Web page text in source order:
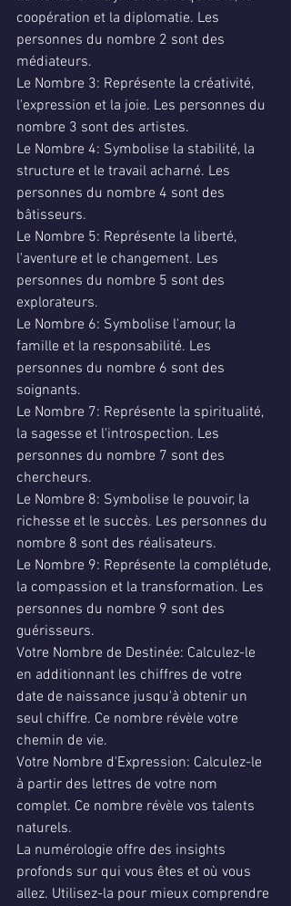
coopération et la diplomatie. Les
personnes du nombre 2 sont des
médiateurs.
Le Nombre 3: Représente la créativité,
l'expression et la joie. Les personnes du
nombre 3 sont des artistes.
Le Nombre 4: Symbolise la stabilité, la
structure et le travail acharné. Les
personnes du nombre 4 sont des
bâtisseurs.
Le Nombre 5: Représente la liberté,
l'aventure et le changement. Les
personnes du nombre 5 sont des
explorateurs.
Le Nombre 6: Symbolise l'amour, la
famille et la responsabilité. Les
personnes du nombre 6 sont des
soignants.
Le Nombre 7: Représente la spiritualité,
la sagesse et l'introspection. Les
personnes du nombre 7 sont des
chercheurs.
Le Nombre 8: Symbolise le pouvoir, la
richesse et le succès. Les personnes du
nombre 8 sont des réalisateurs.
Le Nombre 9: Représente la complétude,
la compassion et la transformation. Les
personnes du nombre 9 sont des
guérisseurs.
Votre Nombre de Destinée: Calculez-le
en additionnant les chiffres de votre
date de naissance jusqu'à obtenir un
seul chiffre. Ce nombre révèle votre
chemin de vie.
Votre Nombre d'Expression: Calculez-le
à partir des lettres de votre nom
complet. Ce nombre révèle vos talents
naturels.
La numérologie offre des insights
profonds sur qui vous êtes et où vous
allez. Utilisez-la pour mieux comprendre